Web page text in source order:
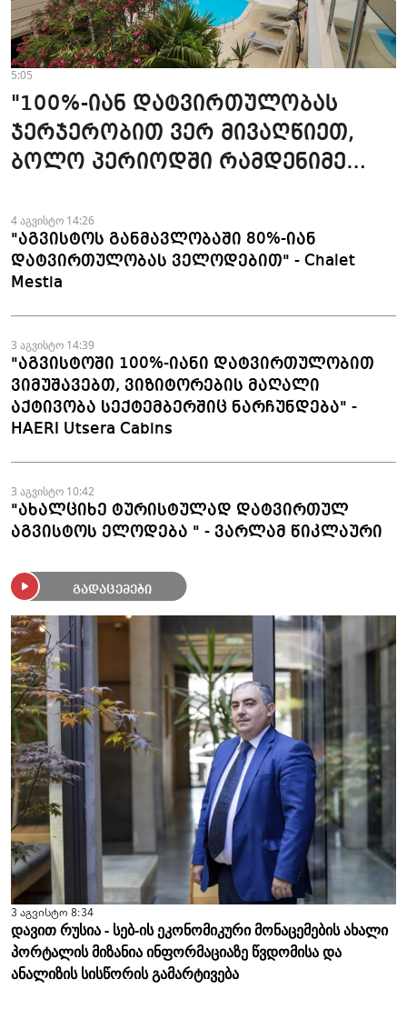
5:05
"100%-იან დატვირთულობას
ჯერჯერობით ვერ მივაღწიეთ,
ბოლო პერიოდში რამდენიმე
Beach Club
4 აგვისტო 14:26
"აგვისტოს განმავლობაში 80%-იან
დატვირთულობას ველოდებით" - Chalet
Mestia
3 აგვისტო 14:39
"აგვისტოში 100%-იანი დატვირთულობით
ვიმუშავებთ, ვიზიტორების მაღალი
აქტივობა სექტემბერშიც ნარჩუნდება" -
HAERI Utsera Cabins
3 აგვისტო 10:42
"ახალციხე ტურისტულად დატვირთულ
აგვისტოს ელოდება " - ვარლამ წიკლაური
გადაცემები
3 აგვისტო 8:34
დავით რუსია - სებ-ის ეკონომიკური მონაცემების ახალი
პორტალის მიზანია ინფორმაციაზე წვდომისა და
ანალიზის სისწორის გამარტივება